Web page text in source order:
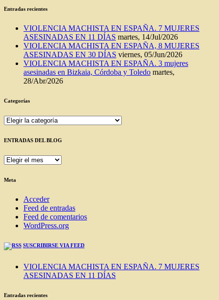
Entradas recientes
VIOLENCIA MACHISTA EN ESPAÑA. 7 MUJERES
ASESINADAS EN 11 DÍAS martes, 14/Jul/2026
VIOLENCIA MACHISTA EN ESPAÑA, 8 MUJERES
ASESINADAS EN 30 DÍAS viernes, 05/Jun/2026
VIOLENCIA MACHISTA EN ESPAÑA. 3 mujeres
asesinadas en Bizkaia, Córdoba y Toledo martes,
28/Abr/2026
Categorías
Categorías
ENTRADAS DEL BLOG
ENTRADAS
BLOG
Meta
Acceder
Feed de entradas
Feed de comentarios
WordPress.org
SUSCRIBIRSE VIA FEED
VIOLENCIA MACHISTA EN ESPAÑA. 7 MUJERES
ASESINADAS EN 11 DÍAS
Entradas recientes